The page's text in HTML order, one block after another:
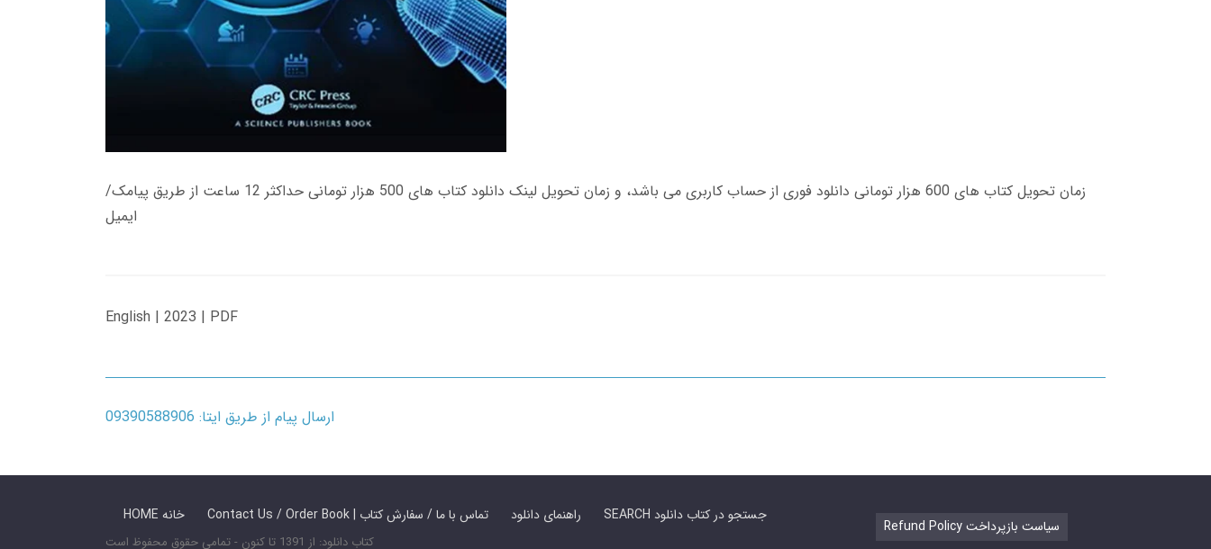
زمان تحویل کتاب های 600 هزار تومانی دانلود فوری از حساب کاربری می باشد، و زمان تحویل لینک دانلود کتاب های 500 هزار تومانی حداکثر 12 ساعت از طریق پیامک/
ایمیل
English | 2023 | PDF
ارسال پیام از طریق ایتا: 09390588906
HOME خانه Contact Us / Order Book | تماس با ما / سفارش کتاب راهنمای دانلود SEARCH جستجو در کتاب دانلود
کتاب دانلود: از 1391 تا کنون - تمامی حقوق محفوظ است
Refund Policy سیاست بازپرداخت